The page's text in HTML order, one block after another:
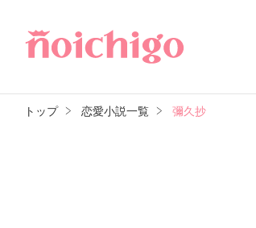
トップ 恋愛小説一覧 彌久抄